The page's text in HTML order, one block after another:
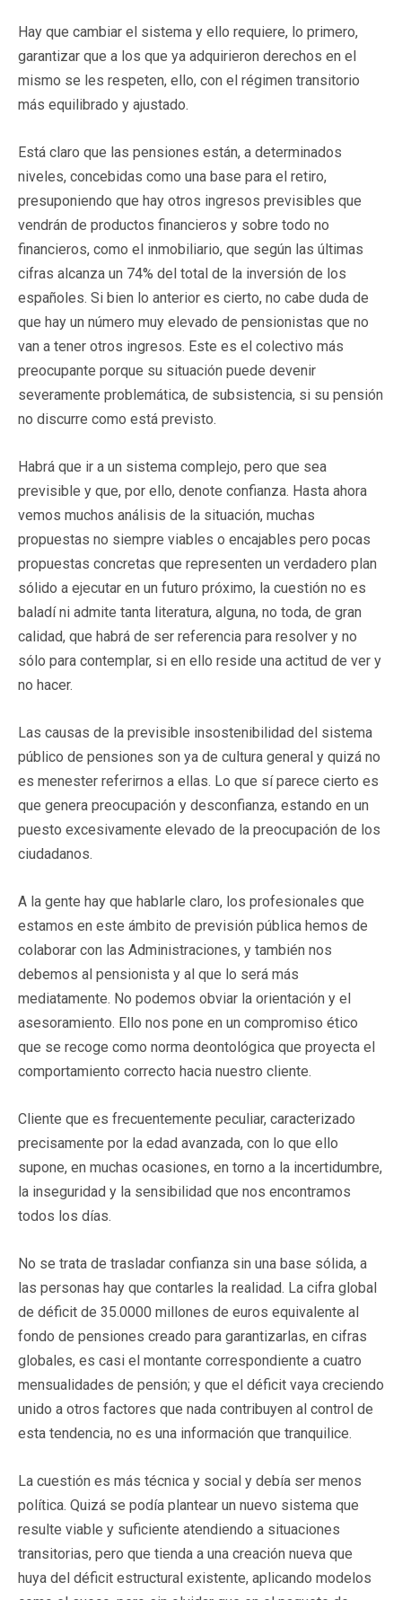
Hay que cambiar el sistema y ello requiere, lo primero,
garantizar que a los que ya adquirieron derechos en el
mismo se les respeten, ello, con el régimen transitorio
más equilibrado y ajustado.
Está claro que las pensiones están, a determinados
niveles, concebidas como una base para el retiro,
presuponiendo que hay otros ingresos previsibles que
vendrán de productos financieros y sobre todo no
financieros, como el inmobiliario, que según las últimas
cifras alcanza un 74% del total de la inversión de los
españoles. Si bien lo anterior es cierto, no cabe duda de
que hay un número muy elevado de pensionistas que no
van a tener otros ingresos. Este es el colectivo más
preocupante porque su situación puede devenir
severamente problemática, de subsistencia, si su pensión
no discurre como está previsto.
Habrá que ir a un sistema complejo, pero que sea
previsible y que, por ello, denote confianza. Hasta ahora
vemos muchos análisis de la situación, muchas
propuestas no siempre viables o encajables pero pocas
propuestas concretas que representen un verdadero plan
sólido a ejecutar en un futuro próximo, la cuestión no es
baladí ni admite tanta literatura, alguna, no toda, de gran
calidad, que habrá de ser referencia para resolver y no
sólo para contemplar, si en ello reside una actitud de ver y
no hacer.
Las causas de la previsible insostenibilidad del sistema
público de pensiones son ya de cultura general y quizá no
es menester referirnos a ellas. Lo que sí parece cierto es
que genera preocupación y desconfianza, estando en un
puesto excesivamente elevado de la preocupación de los
ciudadanos.
A la gente hay que hablarle claro, los profesionales que
estamos en este ámbito de previsión pública hemos de
colaborar con las Administraciones, y también nos
debemos al pensionista y al que lo será más
mediatamente. No podemos obviar la orientación y el
asesoramiento. Ello nos pone en un compromiso ético
que se recoge como norma deontológica que proyecta el
comportamiento correcto hacia nuestro cliente.
Cliente que es frecuentemente peculiar, caracterizado
precisamente por la edad avanzada, con lo que ello
supone, en muchas ocasiones, en torno a la incertidumbre,
la inseguridad y la sensibilidad que nos encontramos
todos los días.
No se trata de trasladar confianza sin una base sólida, a
las personas hay que contarles la realidad. La cifra global
de déficit de 35.0000 millones de euros equivalente al
fondo de pensiones creado para garantizarlas, en cifras
globales, es casi el montante correspondiente a cuatro
mensualidades de pensión; y que el déficit vaya creciendo
unido a otros factores que nada contribuyen al control de
esta tendencia, no es una información que tranquilice.
La cuestión es más técnica y social y debía ser menos
política. Quizá se podía plantear un nuevo sistema que
resulte viable y suficiente atendiendo a situaciones
transitorias, pero que tienda a una creación nueva que
huya del déficit estructural existente, aplicando modelos